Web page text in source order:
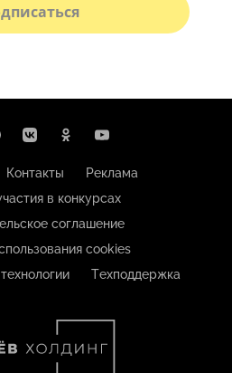
Контакты
Реклама
в конкурсах
соглашение
cookies
Техподдержка